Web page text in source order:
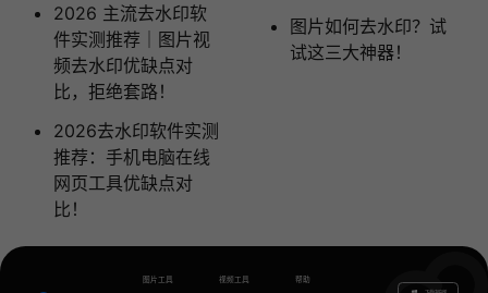
2026 主流去水印软
件实测推荐｜图片视
频去水印优缺点对
比，拒绝套路！
2026去水印软件实测
推荐：手机电脑在线
网页工具优缺点对
比！
图片如何去水印？试
试这三大神器！
图片工具 视频工具 帮助